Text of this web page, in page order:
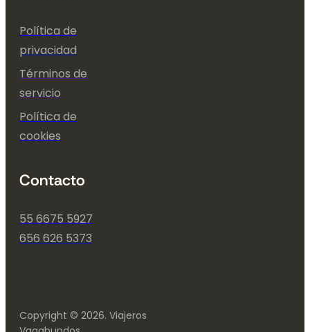
Política de
privacidad
Términos de
servicio
Política de
cookies
Contacto
55 6675 5927
656 626 5373
Copyright © 2026. Viajeros